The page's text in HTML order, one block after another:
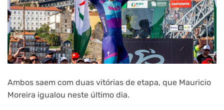
Ambos saem com duas vitórias de etapa, que Mauricio
Moreira igualou neste último dia.